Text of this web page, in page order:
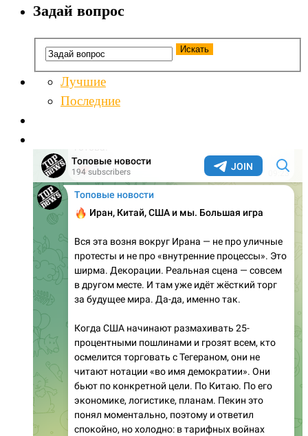
Задай вопрос
Лучшие
Последние